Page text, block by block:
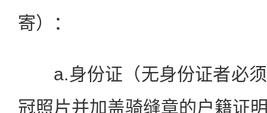
寄）：
a.身份证（无身份证者必须
冠照片并加盖骑缝章的户籍证